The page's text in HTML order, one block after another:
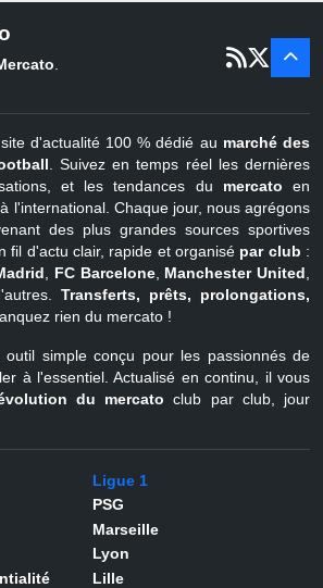
juil - 31
d'actualité 100 % dédié au marché des
. Suivez en temps réel les dernières
et les tendances du mercato en
l'international. Chaque jour, nous agrégons
des plus grandes sources sportives
fil d'actu clair, rapide et organisé par club :
FC Barcelone, Manchester United
Transferts, prêts, prolongations,
rien du mercato !
outil simple conçu pour les passionnés de
à l'essentiel. Actualisé en continu, il vous
du mercato club par club, jour
Ligue 1
PSG
Marseille
Lyon
Lille